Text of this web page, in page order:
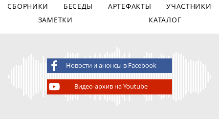
СБОРНИКИ БЕСЕДЫ АРТЕФАКТЫ
УЧАСТНИКИ
ЗАМЕТКИ
КАТАЛОГ
Новости и анонсы в Facebook
Видео-архив на Youtube